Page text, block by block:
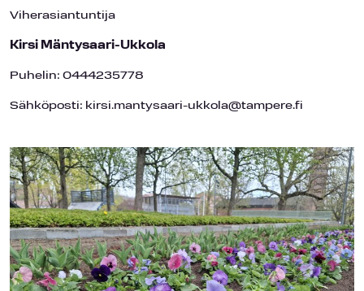
Viherasiantuntija
Kirsi Mäntysaari-Ukkola
Puhelin: 0444235778
Sähköposti: kirsi.mantysaari-ukkola@tampere.fi